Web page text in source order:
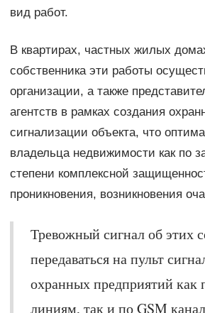
вид работ.
В квартирах, частных жилых
собственника эти работы
организации, а также
агентств в рамках создания
сигнализации объекта, что
владельца недвижимости как по
степени комплексной
проникновения, возникновения
Тревожный сигнал об этих
передаваться на пульт
охранных предприятий как
линиям, так и по GSM